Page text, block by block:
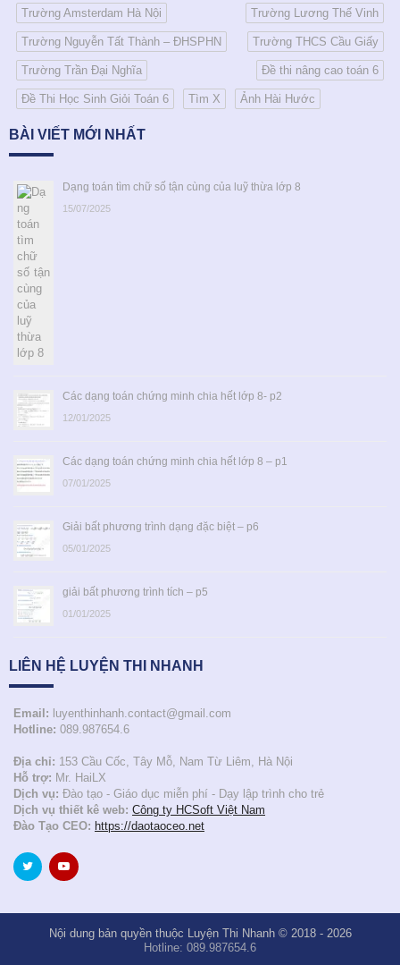
Trường Amsterdam Hà Nội Trường Lương Thế Vinh
Trường Nguyễn Tất Thành – ĐHSPHN Trường THCS Cầu Giấy
Trường Trần Đại Nghĩa Đề thi nâng cao toán 6
Đề Thi Học Sinh Giỏi Toán 6 Tìm X Ảnh Hài Hước
BÀI VIẾT MỚI NHẤT
Dạng toán tìm chữ số tận cùng của luỹ thừa lớp 8
15/07/2025
Các dạng toán chứng minh chia hết lớp 8- p2
12/01/2025
Các dạng toán chứng minh chia hết lớp 8 – p1
07/01/2025
Giải bất phương trình dạng đặc biệt – p6
05/01/2025
giải bất phương trình tích – p5
01/01/2025
LIÊN HỆ LUYỆN THI NHANH
Email: luyenthinhanh.contact@gmail.com
Hotline: 089.987654.6
Địa chỉ: 153 Cầu Cốc, Tây Mỗ, Nam Từ Liêm, Hà Nội
Hỗ trợ: Mr. HaiLX
Dịch vụ: Đào tạo - Giáo dục miễn phí - Dạy lập trình cho trẻ
Dịch vụ thiết kê web: Công ty HCSoft Việt Nam
Đào Tạo CEO: https://daotaoceo.net
Nội dung bản quyền thuộc Luyện Thi Nhanh© 2018 - 2026
Hotline: 089.987654.6